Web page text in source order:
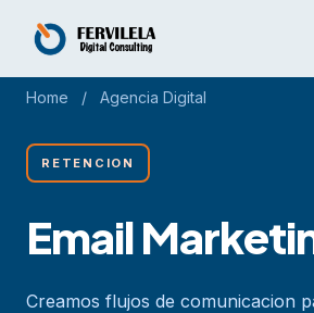
Home / Agencia Digital
RETENCION
Email
Creamos flujos de comunicacion